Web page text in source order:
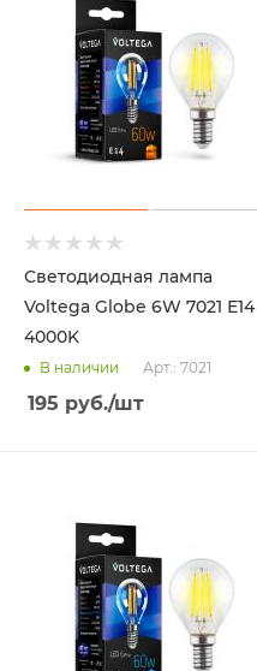
Светодиодная лампа
Voltega Globe 6W 7021 Е14
4000K
В наличии Арт.: 7021
195 руб./шт